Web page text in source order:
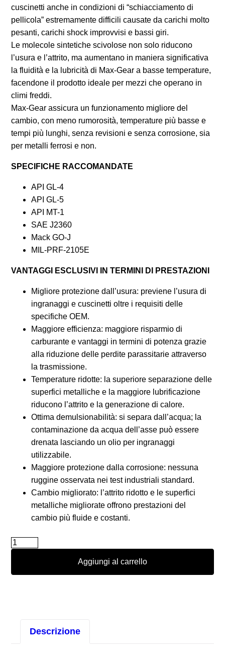
cuscinetti anche in condizioni di “schiacciamento di
pellicola” estremamente difficili causate da carichi molto
pesanti, carichi shock improvvisi e bassi giri.
Le molecole sintetiche scivolose non solo riducono
l’usura e l’attrito, ma aumentano in maniera significativa
la fluidità e la lubricità di Max-Gear a basse temperature,
facendone il prodotto ideale per mezzi che operano in
climi freddi.
Max-Gear assicura un funzionamento migliore del
cambio, con meno rumorosità, temperature più basse e
tempi più lunghi, senza revisioni e senza corrosione, sia
per metalli ferrosi e non.
SPECIFICHE RACCOMANDATE
API GL-4
API GL-5
API MT-1
SAE J2360
Mack GO-J
MIL-PRF-2105E
VANTAGGI ESCLUSIVI IN TERMINI DI PRESTAZIONI
Migliore protezione dall’usura: previene l’usura di
ingranaggi e cuscinetti oltre i requisiti delle
specifiche OEM.
Maggiore efficienza: maggiore risparmio di
carburante e vantaggi in termini di potenza grazie
alla riduzione delle perdite parassitarie attraverso
la trasmissione.
Temperature ridotte: la superiore separazione delle
superfici metalliche e la maggiore lubrificazione
riducono l’attrito e la generazione di calore.
Ottima demulsionabilità: si separa dall’acqua; la
contaminazione da acqua dell’asse può essere
drenata lasciando un olio per ingranaggi
utilizzabile.
Maggiore protezione dalla corrosione: nessuna
ruggine osservata nei test industriali standard.
Cambio migliorato: l’attrito ridotto e le superfici
metalliche migliorate offrono prestazioni del
cambio più fluide e costanti.
Royal
Aggiungi al carrello
Descrizione